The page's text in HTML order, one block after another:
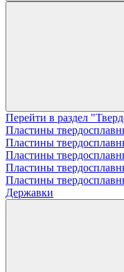
Перейти в раздел
Пластины
Пластины
Пластины
Пластины
Пластины
Державки